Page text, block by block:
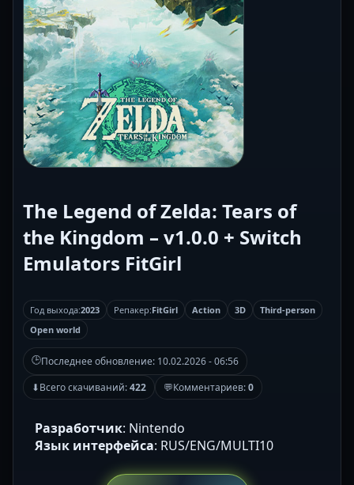
The Legend of Zelda: Tears of
the Kingdom – v1.0.0 + Switch
Emulators FitGirl
Год выхода:2023 Репакер:FitGirl Action 3D
Third-person
Open world
🕒Последнее обновление: 10.02.2026 - 06:56
⬇Всего скачиваний:422 💬Комментариев:0
Разработчик: Nintendo
Язык интерфейса: RUS/ENG/MULTI10